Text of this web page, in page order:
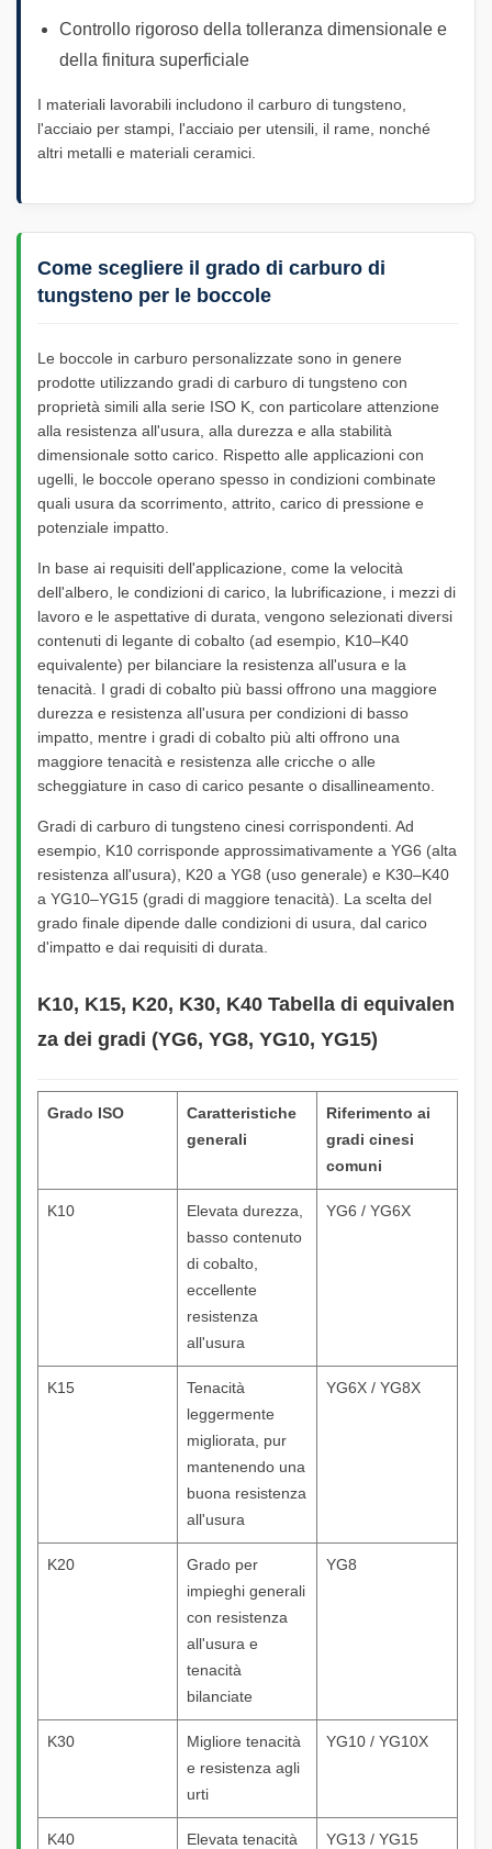
Controllo rigoroso della tolleranza dimensionale e
della finitura superficiale
I materiali lavorabili includono il carburo di tungsteno,
l'acciaio per stampi, l'acciaio per utensili, il rame, nonché
altri metalli e materiali ceramici.
Come scegliere il grado di carburo di
tungsteno per le boccole
Le boccole in carburo personalizzate sono in genere
prodotte utilizzando gradi di carburo di tungsteno con
proprietà simili alla serie ISO K, con particolare attenzione
alla resistenza all'usura, alla durezza e alla stabilità
dimensionale sotto carico. Rispetto alle applicazioni con
ugelli, le boccole operano spesso in condizioni combinate
quali usura da scorrimento, attrito, carico di pressione e
potenziale impatto.
In base ai requisiti dell'applicazione, come la velocità
dell'albero, le condizioni di carico, la lubrificazione, i mezzi di
lavoro e le aspettative di durata, vengono selezionati diversi
contenuti di legante di cobalto (ad esempio, K10–K40
equivalente) per bilanciare la resistenza all'usura e la
tenacità. I gradi di cobalto più bassi offrono una maggiore
durezza e resistenza all'usura per condizioni di basso
impatto, mentre i gradi di cobalto più alti offrono una
maggiore tenacità e resistenza alle cricche o alle
scheggiature in caso di carico pesante o disallineamento.
Gradi di carburo di tungsteno cinesi corrispondenti. Ad
esempio, K10 corrisponde approssimativamente a YG6 (alta
resistenza all'usura), K20 a YG8 (uso generale) e K30–K40
a YG10–YG15 (gradi di maggiore tenacità). La scelta del
grado finale dipende dalle condizioni di usura, dal carico
d'impatto e dai requisiti di durata.
K10, K15, K20, K30, K40 Tabella di equivalen
za dei gradi (YG6, YG8, YG10, YG15)
Grado ISO
Caratteristiche
generali
Riferimento ai
gradi cinesi
comuni
K10
Elevata durezza,
basso contenuto
di cobalto,
eccellente
resistenza
all'usura
YG6 / YG6X
K15
Tenacità
leggermente
migliorata, pur
mantenendo una
buona resistenza
all'usura
YG6X / YG8X
K20
Grado per
impieghi generali
con resistenza
all'usura e
tenacità
bilanciate
YG8
K30
Migliore tenacità
e resistenza agli
urti
YG10 / YG10X
K40 Elevata tenacità YG13 / YG15